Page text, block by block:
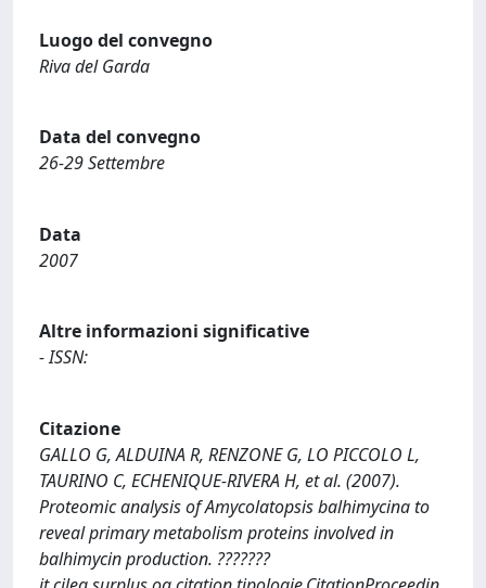
Luogo del convegno
Riva del Garda
Data del convegno
26-29 Settembre
Data
2007
Altre informazioni significative
- ISSN:
Citazione
GALLO G, ALDUINA R, RENZONE G, LO PICCOLO L,
TAURINO C, ECHENIQUE-RIVERA H, et al. (2007).
Proteomic analysis of Amycolatopsis balhimycina to
reveal primary metabolism proteins involved in
balhimycin production. ???????